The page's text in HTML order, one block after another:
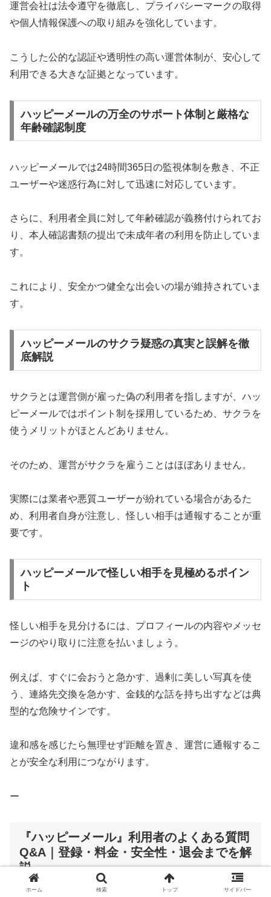
運営会社は法令遵守を徹底し、プライバシーマークの取得
や個人情報保護への取り組みを強化しています。
こうした公的な認証や透明性の高い運営体制が、安心して
利用できる大きな証拠となっています。
ハッピーメールの万全のサポート体制と厳格な
年齢確認制度
ハッピーメールでは24時間365日の監視体制を敷き、不正
ユーザーや迷惑行為に対して迅速に対応しています。
さらに、利用者全員に対して年齢確認が義務付けられてお
り、本人確認書類の提出で未成年者の利用を防止していま
す。
これにより、安全かつ健全な出会いの場が維持されていま
す。
ハッピーメールのサクラ疑惑の真実と誤解を徹
底解説
サクラとは運営側が雇った偽の利用者を指しますが、ハッ
ピーメールではポイント制を採用しているため、サクラを
使うメリットがほとんどありません。
そのため、運営がサクラを雇うことはほぼありません。
実際には業者や悪質ユーザーが紛れている場合があるた
め、利用者自身が注意し、怪しい相手は通報することが重
要です。
ハッピーメールで怪しい相手を見極めるポイン
ト
怪しい相手を見分けるには、プロフィールの内容やメッセ
ージのやり取りに注意を払いましょう。
例えば、すぐに会おうと急かす、過剰に美しい写真を使
う、連絡先交換を急かす、金銭的な話を持ち出すなどは典
型的な危険サインです。
違和感を感じたら無理せず距離を置き、運営に通報するこ
とが安全な利用につながります。
ー
『ハッピーメール』利用者のよくある質問
Q&A｜登録・料金・安全性・退会までを解
説
ホーム 検索 トップ サイドバー